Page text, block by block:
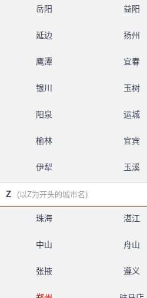
岳阳 益阳
延边 扬州
鹰潭 宜春
银川 玉树
阳泉 运城
榆林 宜宾
伊犁 玉溪
Z (以Z为开头的城市名)
珠海 湛江
中山 舟山
张掖 遵义